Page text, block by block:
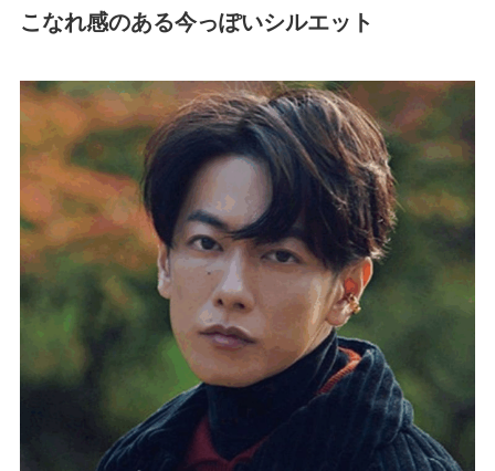
こなれ感のある今っぽいシルエット